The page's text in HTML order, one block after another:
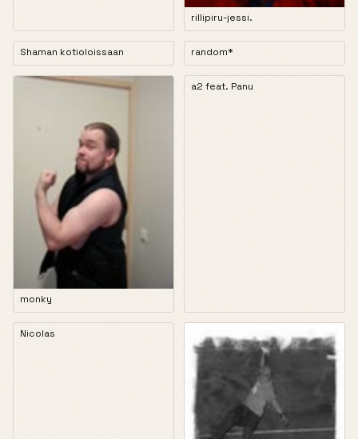
rillipiru-jessi.
Shaman kotioloissaan random*
monky
a2 feat. Panu
Nicolas